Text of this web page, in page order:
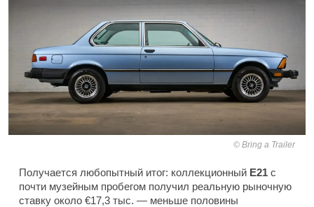
Bring a Trailer
Получается любопытный итог: коллекционный E21 с
почти музейным пробегом получил реальную рыночную
ставку около €17,3 тыс. — меньше половины